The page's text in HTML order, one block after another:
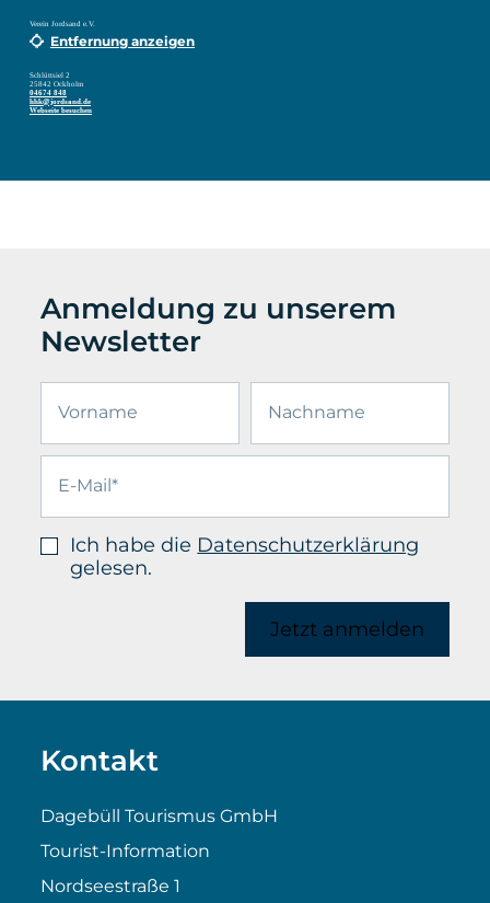
Verein Jordsand e.V.
Entfernung anzeigen
Schlüttsiel 2
25842 Ockholm
04674 848
hhk@jordsand.de
Webseite besuchen
Anmeldung zu unserem
Newsletter
Ich habe die Datenschutzerklärung
gelesen.
Jetzt anmelden
Kontakt
Dagebüll Tourismus GmbH
Tourist-Information
Nordseestraße 1